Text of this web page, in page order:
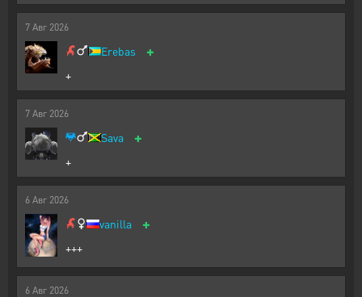
7 Авг 2026
Erebas +
+
7 Авг 2026
Sava +
+
6 Авг 2026
vanilla +
+++
6 Авг 2026